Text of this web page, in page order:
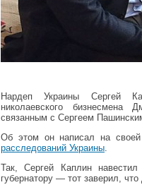
Нардеп Украины Сергей
николаевского бизнесмена
связанным с Сергеем
Об этом он написал на
расследований Украины.
Так, Сергей Каплин
губернатору — тот заверил,